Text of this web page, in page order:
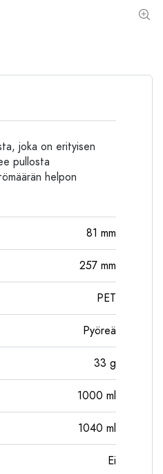
joka on erityisen
pullosta
helpon
81 mm
257 mm
PET
Pyöreä
33 g
1000 ml
1040 ml
Ei